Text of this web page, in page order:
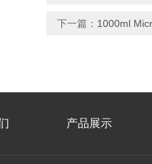
下一篇： 1000ml
产品展示